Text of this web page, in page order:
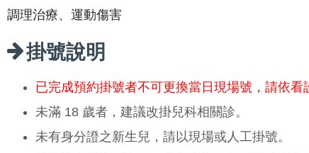
調理治療、運動傷害
掛號說明
已完成預約掛號者不可更換當日現場號，請依看
未滿 18 歲者，建議改掛兒科相關診。
未有身分證之新生兒，請以現場或人工掛號。